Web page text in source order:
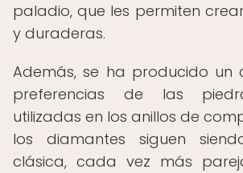
paladio, que les permiten
y duraderas.
Además, se ha producido un
preferencias de las
utilizadas en los anillos de
los diamantes siguen
clásica, cada vez más